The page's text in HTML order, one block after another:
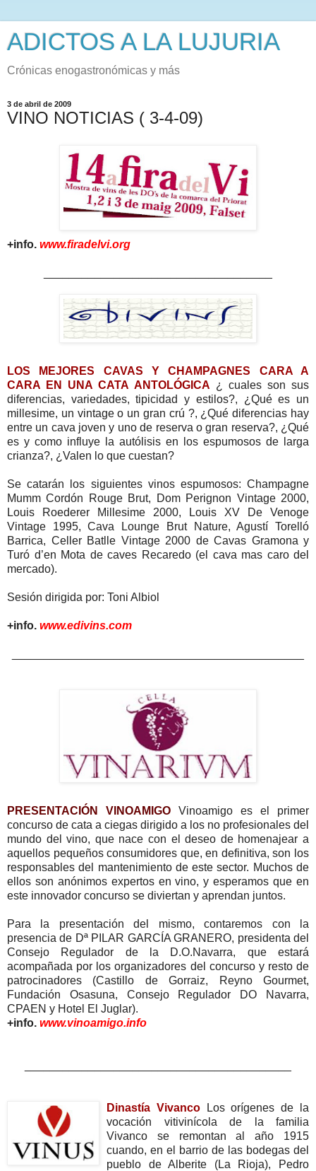
ADICTOS A LA LUJURIA
Crónicas enogastronómicas y más
3 de abril de 2009
VINO NOTICIAS ( 3-4-09)
+info. www.firadelvi.org
LOS MEJORES CAVAS Y CHAMPAGNES CARA A
CARA EN UNA CATA ANTOLÓGICA ¿ cuales son sus
diferencias, variedades, tipicidad y estilos?, ¿Qué es un
millesime, un vintage o un gran crú ?, ¿Qué diferencias hay
entre un cava joven y uno de reserva o gran reserva?, ¿Qué
es y como influye la autólisis en los espumosos de larga
crianza?, ¿Valen lo que cuestan?
Se catarán los siguientes vinos espumosos: Champagne
Mumm Cordón Rouge Brut, Dom Perignon Vintage 2000,
Louis Roederer Millesime 2000, Louis XV De Venoge
Vintage 1995, Cava Lounge Brut Nature, Agustí Torelló
Barrica, Celler Batlle Vintage 2000 de Cavas Gramona y
Turó d’en Mota de caves Recaredo (el cava mas caro del
mercado).
Sesión dirigida por: Toni Albiol
+info. www.edivins.com
PRESENTACIÓN VINOAMIGO Vinoamigo es el primer
concurso de cata a ciegas dirigido a los no profesionales del
mundo del vino, que nace con el deseo de homenajear a
aquellos pequeños consumidores que, en definitiva, son los
responsables del mantenimiento de este sector. Muchos de
ellos son anónimos expertos en vino, y esperamos que en
este innovador concurso se diviertan y aprendan juntos.
Para la presentación del mismo, contaremos con la
presencia de Dª PILAR GARCÍA GRANERO, presidenta del
Consejo Regulador de la D.O.Navarra, que estará
acompañada por los organizadores del concurso y resto de
patrocinadores (Castillo de Gorraiz, Reyno Gourmet,
Fundación Osasuna, Consejo Regulador DO Navarra,
CPAEN y Hotel El Juglar).
+info. www.vinoamigo.info
Dinastía VivancoLos orígenes de la
vocación vitivinícola de la familia
Vivanco se remontan al año 1915
cuando, en el barrio de las bodegas del
pueblo de Alberite (La Rioja), Pedro